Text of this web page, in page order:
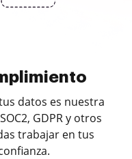
datos es nuestra
GDPR y otros
trabajar en tus